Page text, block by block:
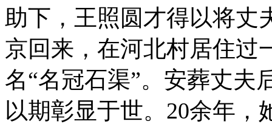
助下，王照圆才得以将丈
京回来，在河北村居住过
名“名冠石渠”。安葬丈夫
以期彰显于世。20余年，